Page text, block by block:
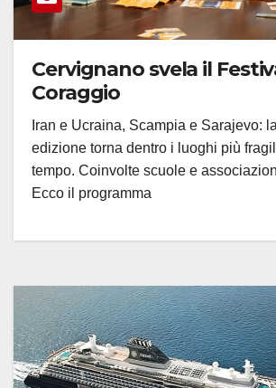
Cervignano svela il
Coraggio
Iran e Ucraina, Scampia e Sarajevo:
edizione torna dentro i luoghi più
tempo. Coinvolte scuole e
Ecco il programma